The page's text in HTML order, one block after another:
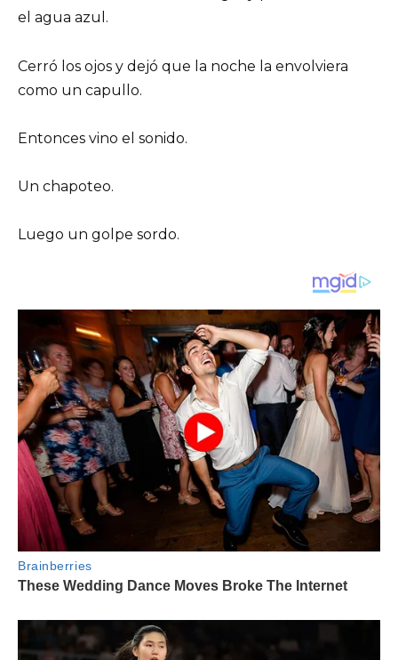
el agua azul.
Cerró los ojos y dejó que la noche la envolviera
como un capullo.
Entonces vino el sonido.
Un chapoteo.
Luego un golpe sordo.